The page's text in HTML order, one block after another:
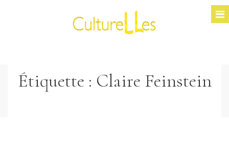
Étiquette : Claire Feinstein